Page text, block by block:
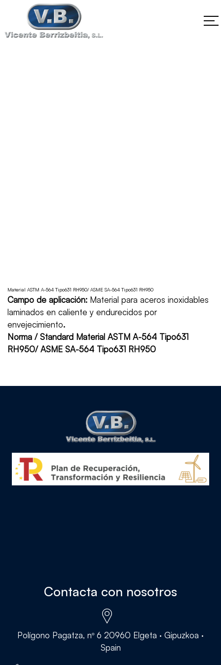
Material ASTM A-564 Tipo631 RH950/ ASME SA-564 Tipo631 RH950
Campo de aplicación: Material para aceros inoxidables
laminados en caliente y endurecidos por
envejecimiento.
Norma / Standard Material ASTM A-564 Tipo631
RH950/ ASME SA-564 Tipo631 RH950
Contacta con nosotros
Polígono Pagatza, nº 6 20960 Elgeta · Gipuzkoa ·
Spain